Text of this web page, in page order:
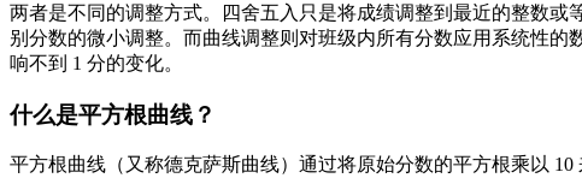
两者是不同的调整方式。四舍五入只是将成绩调整到最近的整数或
别分数的微小调整。而曲线调整则对班级内所有分数应用系统性
响不到 1 分的变化。
什么是平方根曲线？
平方根曲线（又称德克萨斯曲线）通过将原始分数的平方根乘以 10